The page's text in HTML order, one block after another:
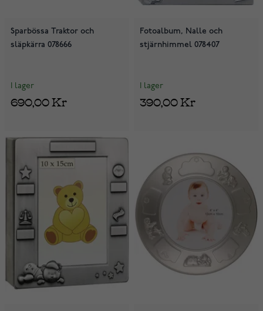
Sparbössa Traktor och
släpkärra 078666
I lager
690,00 Kr
Fotoalbum, Nalle och
stjärnhimmel 078407
I lager
390,00 Kr